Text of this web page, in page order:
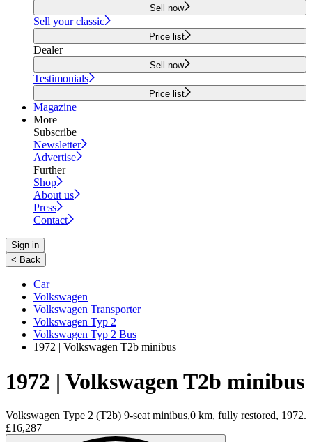
Sell now
Sell your classic
Price list
Dealer
Sell now
Testimonials
Price list
Magazine
More
Subscribe
Newsletter
Advertise
Further
Shop
About us
Press
Contact
Sign in
< Back |
Car
Volkswagen
Volkswagen Transporter
Volkswagen Typ 2
Volkswagen Typ 2 Bus
1972 | Volkswagen T2b minibus
1972 | Volkswagen T2b minibus
Volkswagen Type 2 (T2b) 9-seat minibus,0 km, fully restored, 1972.
£16,287